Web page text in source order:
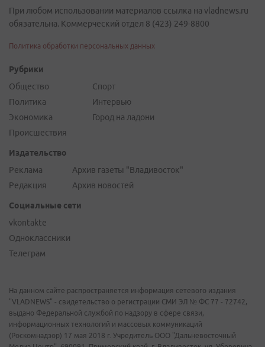
При любом использовании материалов ссылка на vladnews.ru
обязательна. Коммерческий отдел 8 (423) 249-8800
Политика обработки персональных данных
Рубрики
Общество
Политика
Экономика
Происшествия
Спорт
Интервью
Город на ладони
Издательство
Реклама
Редакция
Архив газеты "Владивосток"
Архив новостей
Социальные сети
vkontakte
Одноклассники
Телеграм
На данном сайте распространяется информация сетевого издания
"VLADNEWS" - свидетельство о регистрации СМИ ЭЛ № ФС 77 - 72742,
выдано Федеральной службой по надзору в сфере связи,
информационных технологий и массовых коммуникаций
(Роскомнадзор) 17 мая 2018 г. Учредитель ООО "Дальневосточный